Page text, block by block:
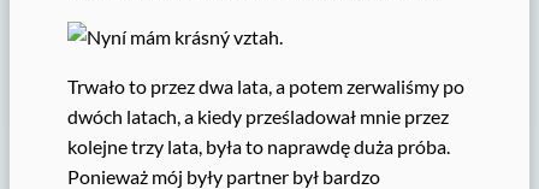
Trwało to przez dwa lata, a potem zerwaliśmy po
dwóch latach, a kiedy prześladował mnie przez
kolejne trzy lata, była to naprawdę duża próba.
Ponieważ mój były partner był bardzo